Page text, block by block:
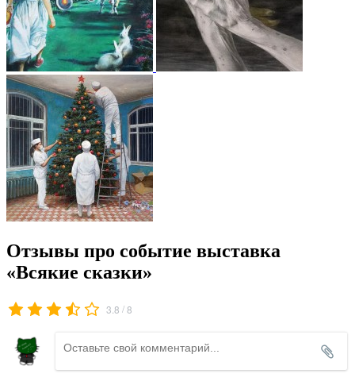
Отзывы про событие выставка
«Всякие сказки»
3.8 /8